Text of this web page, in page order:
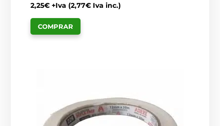
2,25€ +Iva (2,77€ Iva inc.)
COMPRAR